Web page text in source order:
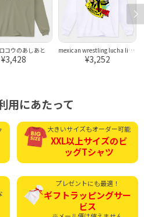
コウのあしあと
¥3,428
mexican wrestling lucha libre15
¥3,252
用にあたって
大きいサイズもオーダー可能
XXL以上サイズのビ
ッグTシャツ
プレゼントにも最適！
ギフトラッピングサー
ビス